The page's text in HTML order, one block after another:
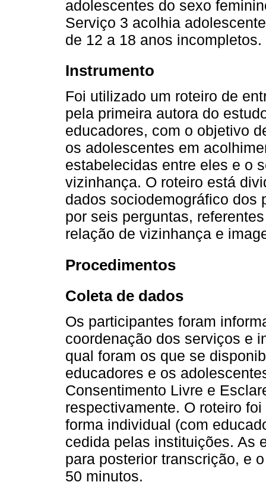
adolescentes do sexo
Serviço 3 acolhia
de 12 a 18 anos incompletos.
Instrumento
Foi utilizado um roteiro de
pela primeira autora do
educadores, com o objetivo
os adolescentes em
estabelecidas entre eles e o
vizinhança. O roteiro está
dados sociodemográfico dos
por seis perguntas,
relação de vizinhança e
Procedimentos
Coleta de dados
Os participantes foram
coordenação dos serviços e
qual foram os que se
educadores e os
Consentimento Livre e
respectivamente. O roteiro
forma individual (com
cedida pelas instituições. As
para posterior transcrição, e
50 minutos.